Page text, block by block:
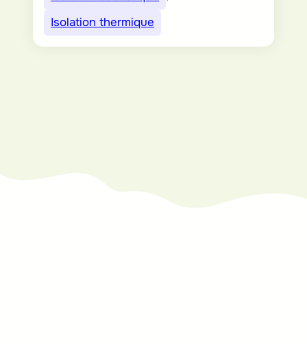
Isolation thermique